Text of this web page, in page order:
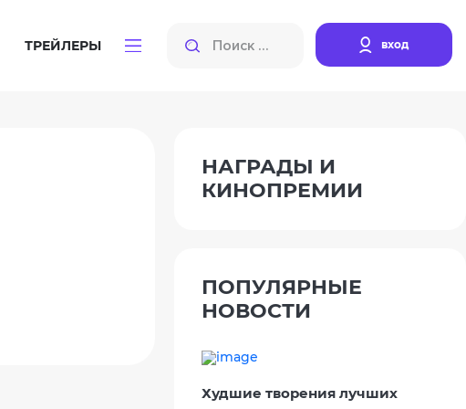
ТРЕЙЛЕРЫ вход
НАГРАДЫ И
КИНОПРЕМИИ
ПОПУЛЯРНЫЕ
НОВОСТИ
Худшие творения лучших